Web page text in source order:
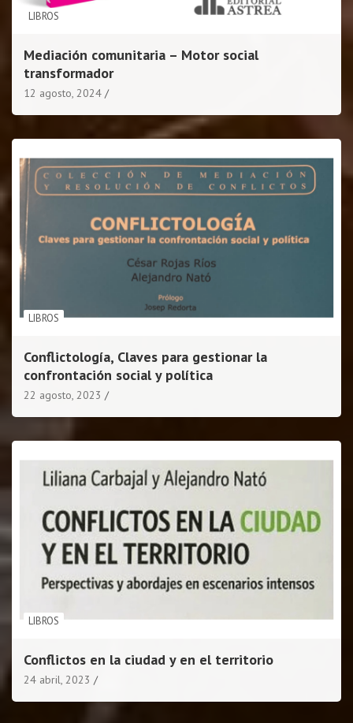
LIBROS
Mediación comunitaria – Motor social
transformador
12 agosto, 2024
LIBROS
Conflictología, Claves para gestionar la
confrontación social y política
22 agosto, 2023
LIBROS
Conflictos en la ciudad y en el territorio
24 abril, 2023